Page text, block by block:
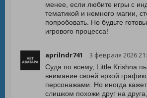
менее, если любите игры с
тематикой и немного магии,
попробовать. Но будьте
игрового процесса!
aprilndr741 3 февраля 2026
Судя по всему, Little Krishna
внимание своей яркой
персонажами. Но иногда
слишком похожи друг на